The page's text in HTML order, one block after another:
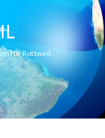
für Rottweil.